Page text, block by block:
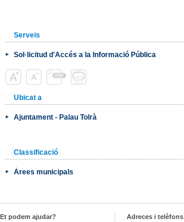
Serveis
Sol·licitud d'Accés a la Informació Pública
Ubicat a
Ajuntament - Palau Tolrà
Classificació
Àrees municipals
Et podem ajudar?
Adreces i telèfons